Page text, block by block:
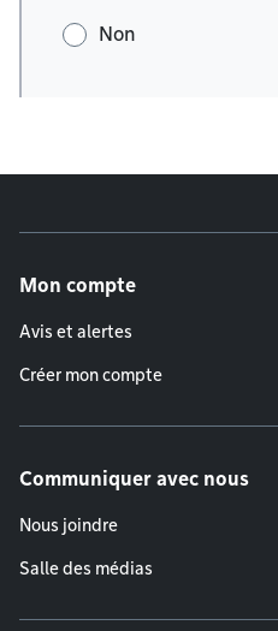
Non
Mon compte
Avis et alertes
Créer mon compte
Communiquer avec nous
Nous joindre
Salle des médias